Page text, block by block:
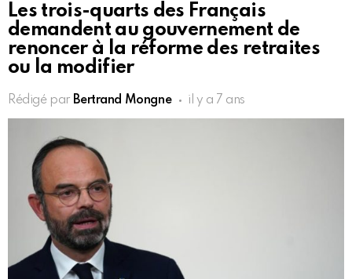
Les trois-quarts des Français
demandent au gouvernement de
renoncer à la réforme des retraites
ou la modifier
Rédigé par Bertrand Mongne il y a 7 ans